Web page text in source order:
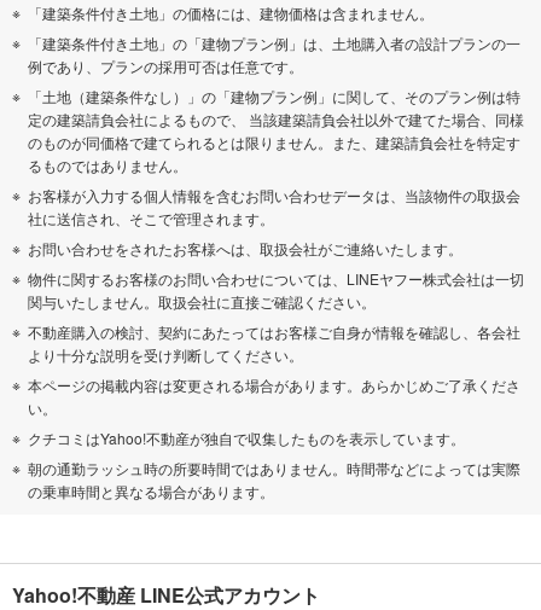
「建築条件付き土地」の価格には、建物価格は含まれません。
「建築条件付き土地」の「建物プラン例」は、土地購入者の設計プランの一
例であり、プランの採用可否は任意です。
「土地（建築条件なし）」の「建物プラン例」に関して、そのプラン例は特
定の建築請負会社によるもので、 当該建築請負会社以外で建てた場合、同様
のものが同価格で建てられるとは限りません。また、建築請負会社を特定す
るものではありません。
お客様が入力する個人情報を含むお問い合わせデータは、当該物件の取扱会
社に送信され、そこで管理されます。
お問い合わせをされたお客様へは、取扱会社がご連絡いたします。
物件に関するお客様のお問い合わせについては、LINEヤフー株式会社は一切
関与いたしません。取扱会社に直接ご確認ください。
不動産購入の検討、契約にあたってはお客様ご自身が情報を確認し、各会社
より十分な説明を受け判断してください。
本ページの掲載内容は変更される場合があります。あらかじめご了承くださ
い。
クチコミはYahoo!不動産が独自で収集したものを表示しています。
朝の通勤ラッシュ時の所要時間ではありません。時間帯などによっては実際
の乗車時間と異なる場合があります。
Yahoo!不動産 LINE公式アカウント